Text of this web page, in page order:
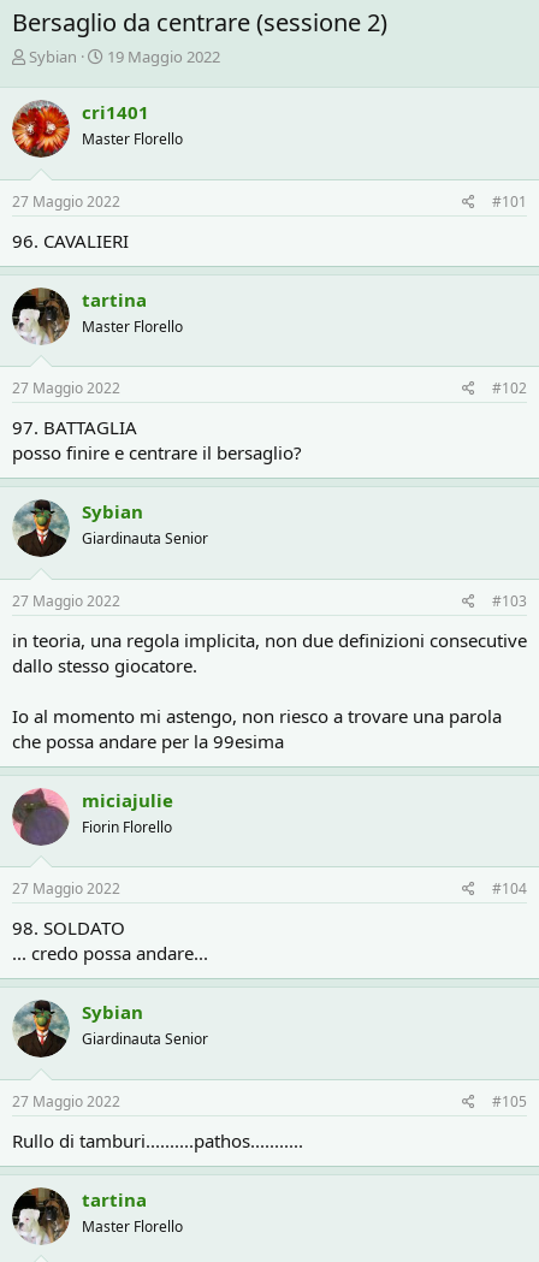
Bersaglio da centrare (sessione 2)
C
e
a
t
o
r
e
i
s
c
u
s
s
i
o
n
e
Sybian
D
a
d
i
n
z
i
o
19 Maggio 2022
cri1401
Master Florello
27 Maggio 2022 #101
96. CAVALIERI
tartina
Master Florello
27 Maggio 2022 #102
97. BATTAGLIA
posso finire e centrare il bersaglio?
Sybian
Giardinauta Senior
27 Maggio 2022 #103
in teoria, una regola implicita, non due definizioni consecutive
dallo stesso giocatore.
Io al momento mi astengo, non riesco a trovare una parola
che possa andare per la 99esima
miciajulie
Fiorin Florello
27 Maggio 2022 #104
98. SOLDATO
... credo possa andare...
Sybian
Giardinauta Senior
27 Maggio 2022 #105
Rullo di tamburi..........pathos...........
tartina
Master Florello